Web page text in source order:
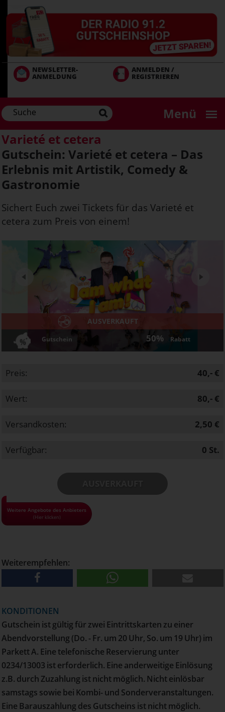
zum
Inhalt
NEWSLETTER-
ANMELDUNG
ANMELDEN /
REGISTRIEREN
Menü
Varieté et cetera
Gutschein: Varieté et cetera – Das
Erlebnis mit Artistik, Comedy &
Gastronomie
Sichert Euch zwei Tickets für das Varieté et
cetera zum Preis von einem!
AUSVERKAUFT
Gutschein 50% Rabatt
Next
Preis: 40,- €
Wert: 80,- €
Versandkosten: 2,50 €
Verfügbar: 0 St.
Weitere Angebote des Anbieters
(Hier klicken)
• Alle Gutscheine und Tickets nur solange der Vorrat reicht!
• Pro Haushalt kann maximal 1 Gutschein bestellt werden
Weiterempfehlen:
KONDITIONEN
Gutschein ist gültig für zwei Eintrittskarten zu einer
Abendvorstellung (Do. - Fr. um 20 Uhr, So. um 19 Uhr) im
Parkett A. Eine telefonische Reservierung unter
0234/13003 ist erforderlich. Eine anderweitige Einlösung
z.B. durch Zuzahlung ist nicht möglich. Nicht einlösbar
samstags sowie bei Kombi- und Sonderveranstaltungen.
Eine Barauszahlung des Gutscheins ist nicht möglich.